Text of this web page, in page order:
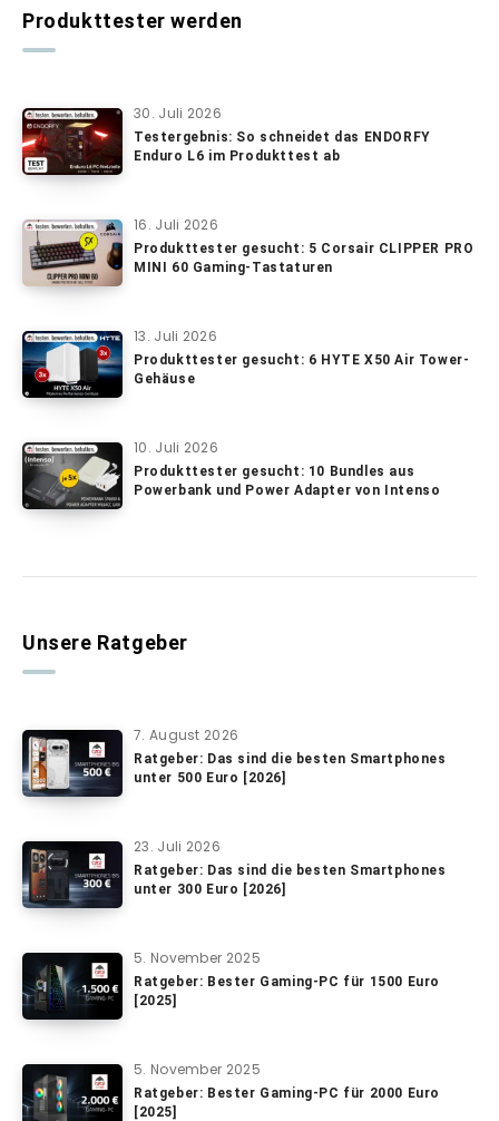
Produkttester werden
30. Juli 2026
Testergebnis: So schneidet das ENDORFY
Enduro L6 im Produkttest ab
16. Juli 2026
Produkttester gesucht: 5 Corsair CLIPPER PRO
MINI 60 Gaming-Tastaturen
13. Juli 2026
Produkttester gesucht: 6 HYTE X50 Air Tower-
Gehäuse
10. Juli 2026
Produkttester gesucht: 10 Bundles aus
Powerbank und Power Adapter von Intenso
Unsere Ratgeber
7. August 2026
Ratgeber: Das sind die besten Smartphones
unter 500 Euro [2026]
23. Juli 2026
Ratgeber: Das sind die besten Smartphones
unter 300 Euro [2026]
5. November 2025
Ratgeber: Bester Gaming-PC für 1500 Euro
[2025]
5. November 2025
Ratgeber: Bester Gaming-PC für 2000 Euro
[2025]